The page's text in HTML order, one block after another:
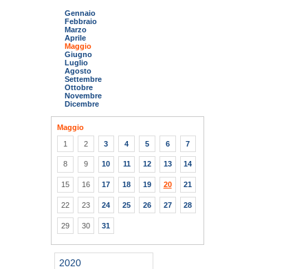
Gennaio
Febbraio
Marzo
Aprile
Maggio
Giugno
Luglio
Agosto
Settembre
Ottobre
Novembre
Dicembre
Maggio
1
2 3 4 5 6 7
8 9 10 11 12 13 14
15 16 17 18 19 20 21
22 23 24 25 26 27 28
29 30 31
2020